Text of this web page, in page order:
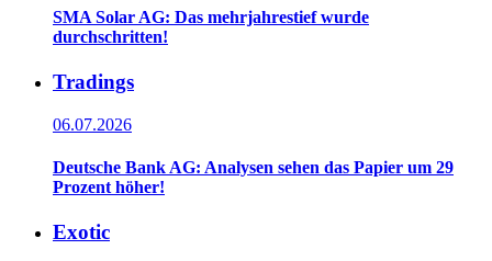
SMA Solar AG: Das mehrjahrestief wurde
durchschritten!
Tradings
06.07.2026
Deutsche Bank AG: Analysen sehen das Papier um 29
Prozent höher!
Exotic